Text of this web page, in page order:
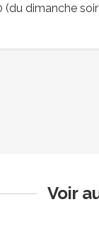
(du dimanche
Voir